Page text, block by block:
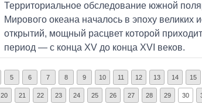
Территориальное обследование южной
Мирового океана началось в эпоху великих
открытий, мощный расцвет которой
период — с конца XV до конца XVI веков.
5 6 7 8 9 10 11 12 13 14 15
20 21 22 23 24 25 26 27 28 29 30